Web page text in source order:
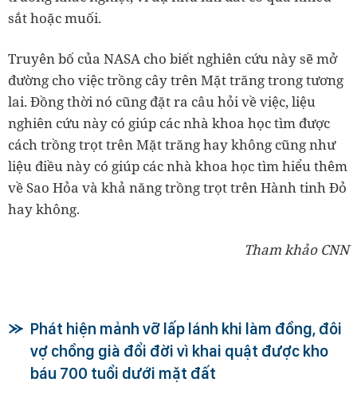
sắt hoặc muối.
Truyên bố của NASA cho biết nghiên cứu này sẽ mở
đường cho việc trồng cây trên Mặt trăng trong tương
lai. Đồng thời nó cũng đặt ra câu hỏi về việc, liệu
nghiên cứu này có giúp các nhà khoa học tìm được
cách trồng trọt trên Mặt trăng hay không cũng như
liệu điều này có giúp các nhà khoa học tìm hiểu thêm
về Sao Hỏa và khả năng trồng trọt trên Hành tinh Đỏ
hay không.
Tham khảo CNN
Phát hiện mảnh vỡ lấp lánh khi làm đồng, đôi
vợ chồng già đổi đời vì khai quật được kho
báu 700 tuổi dưới mặt đất